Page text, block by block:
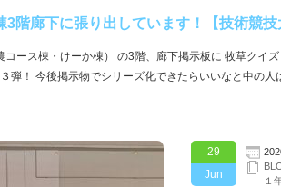
3階廊下に張り出しています！【技術競技
コース棟・けーか棟） の3階、廊下掲示板に 牧草クイ
弾！ 今後掲示物でシリーズ化できたらいいなと中の
29
Jun
１